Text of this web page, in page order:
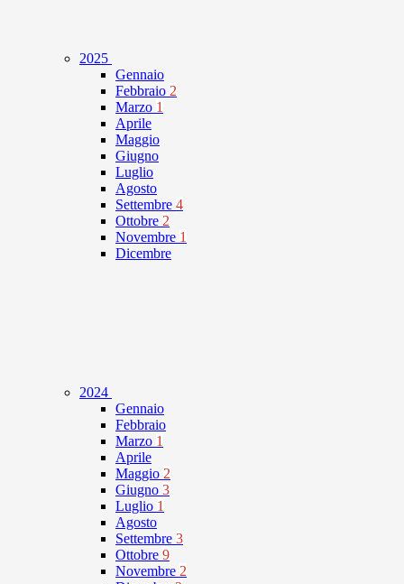
2025
Gennaio
Febbraio 2
Marzo 1
Aprile
Maggio
Giugno
Luglio
Agosto
Settembre 4
Ottobre 2
Novembre 1
Dicembre
2024
Gennaio
Febbraio
Marzo 1
Aprile
Maggio 2
Giugno 3
Luglio 1
Agosto
Settembre 3
Ottobre 9
Novembre 2